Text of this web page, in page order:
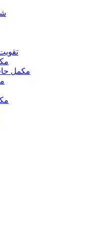
مکمل